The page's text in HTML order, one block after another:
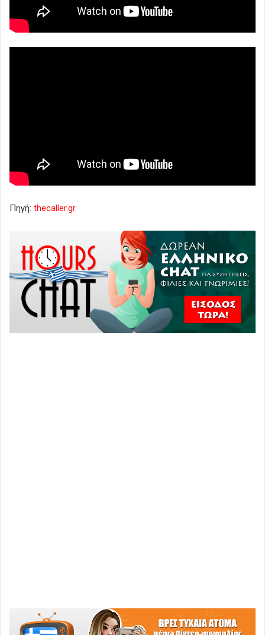
Πηγή: thecaller.gr